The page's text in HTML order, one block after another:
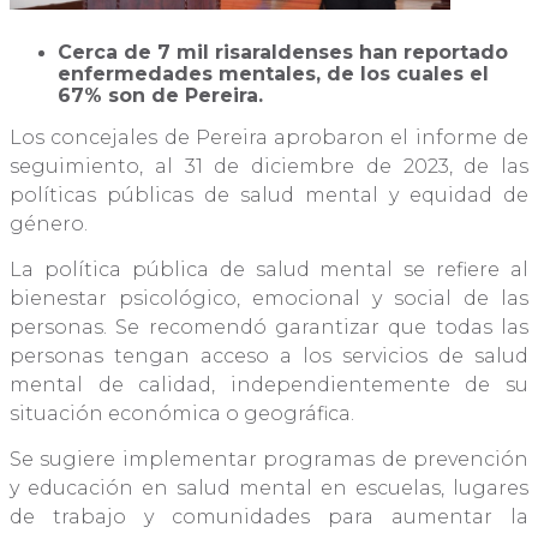
Cerca de 7 mil risaraldenses han reportado
enfermedades mentales, de los cuales el
67% son de Pereira.
Los concejales de Pereira aprobaron el informe de
seguimiento, al 31 de diciembre de 2023, de las
políticas públicas de salud mental y equidad de
género.
La política pública de salud mental se refiere al
bienestar psicológico, emocional y social de las
personas. Se recomendó garantizar que todas las
personas tengan acceso a los servicios de salud
mental de calidad, independientemente de su
situación económica o geográfica.
Se sugiere implementar programas de prevención
y educación en salud mental en escuelas, lugares
de trabajo y comunidades para aumentar la